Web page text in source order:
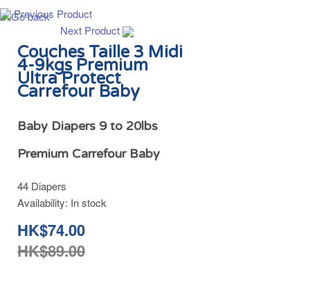
Previous Product
Next Product
Couches Taille 3 Midi
4-9kgs Premium
Ultra Protect
Carrefour Baby
Baby Diapers 9 to 20lbs
Premium Carrefour Baby
44 Diapers
Availability: In stock
HK$74.00
HK$89.00